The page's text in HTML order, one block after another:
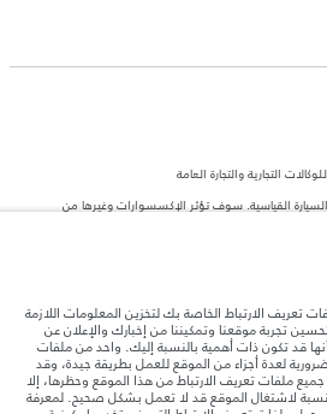
التجارية والتجارة العامة
القياسية. سوف تؤثر الإكسسوارات وغيرها من
المذكورة على هذا الموقع قد تختلف من بلد إلى
الرجاء التواصل مع وكيلنا المحلي للتأكد من توفّرها
إن النقص العالمي في أشباه الموصلات يؤثر حاليًا
الخيارات وتوقيتات التصاميم. هذا ظرف ديناميكي
المستخدَمة ضمن موقع الويب حاليًا المواصفات الحالية
تعريف الارتباط الخاصة بك لتخزين المعلومات اللازمة
تجربة موقعنا وتمكيننا من إخبارك والإعلان عن
أنها قد تكون ذات أهمية بالنسبة إليك. واحد من ملفات
لعدة أجزاء من الموقع للعمل بطريقة جيدة، وقد
ملفات تعريف الارتباط من هذا الموقع وحظرها، إلا
لاشتغال الموقع قد لا تعمل بشكل صحيح. لمعرفة